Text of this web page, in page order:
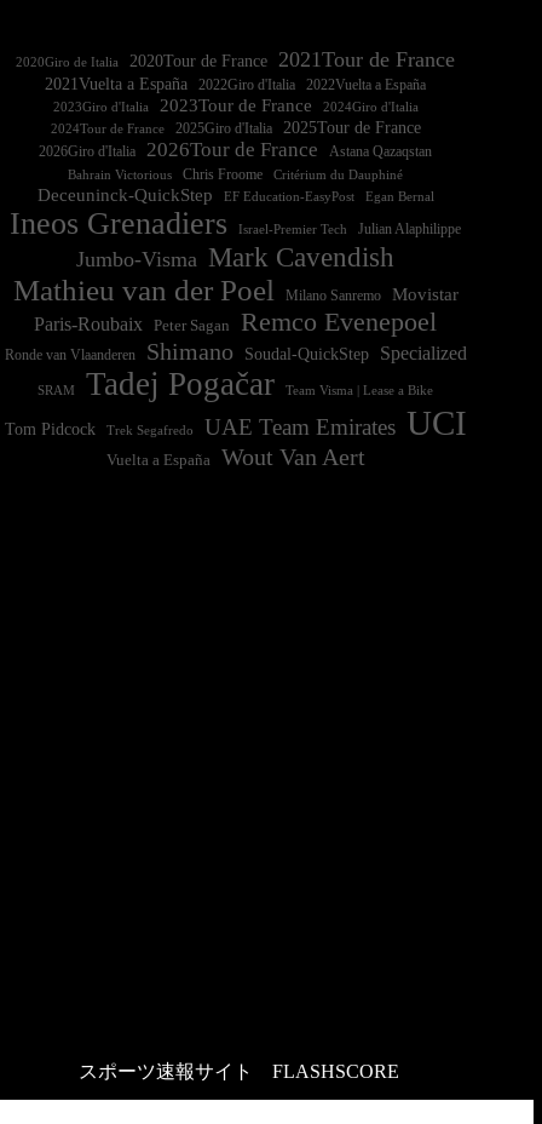
2020Giro de Italia 2020Tour de France 2021Tour de France
2021Vuelta a España 2022Vuelta a España
2023Giro d'Italia 2023Tour de France
2024Tour de France
2025Giro d'Italia 2025Tour de France
2026Giro d'Italia 2026Tour de France Astana Qazaqstan
Bahrain Victorious Chris Froome Critérium du Dauphiné
Deceuninck-QuickStep EF Education-EasyPost Egan Bernal
Ineos Grenadiers Israel-Premier Tech Julian Alaphilippe
Jumbo-Visma Mark Cavendish
Mathieu van der Poel Milano Sanremo
Movistar
Paris-Roubaix
Peter Sagan Remco Evenepoel
Ronde van Vlaanderen Shimano Soudal-QuickStep Specialized
SRAM Tadej Pogačar Team Visma | Lease a Bike
Tom Pidcock Trek Segafredo UAE Team Emirates UCI
Vuelta a España Wout Van Aert
スポーツ速報サイト FLASHSCORE